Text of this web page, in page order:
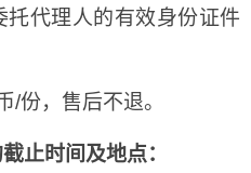
代理人的有效身份证件
，售后不退。
止时间及地点：